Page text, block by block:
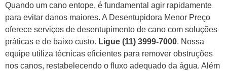
Quando um cano entope, é fundamental agir rapidamente
para evitar danos maiores. A Desentupidora Menor Preço
oferece serviços de desentupimento de cano com soluções
práticas e de baixo custo. Ligue (11) 3999-7000. Nossa
equipe utiliza técnicas eficientes para remover obstruções
nos canos, restabelecendo o fluxo adequado da água. Além